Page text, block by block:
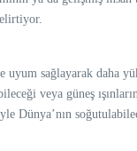
sağlayarak daha
veya güneş
Dünya’nın